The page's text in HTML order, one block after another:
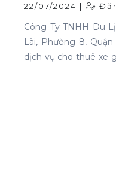
22/07/2024 |
Công Ty TNHH Du
Lài, Phường 8,
dịch vụ cho thuê xe